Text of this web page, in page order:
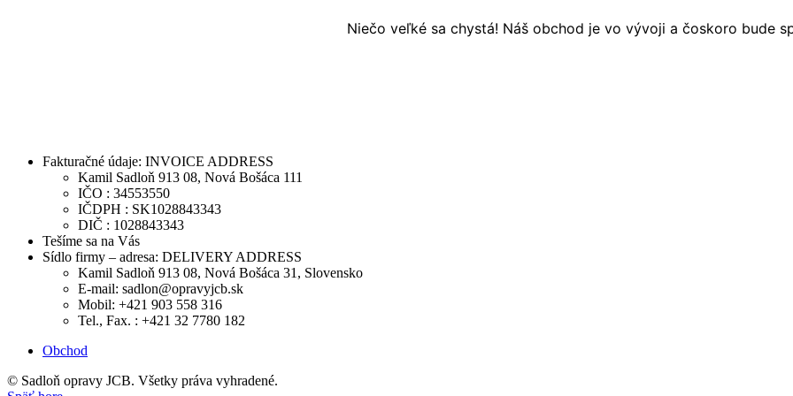
Niečo veľké sa chystá! Náš obchod je vo vývoji a čoskoro bude
Fakturačné údaje: INVOICE ADDRESS
Kamil Sadloň 913 08, Nová Bošáca 111
IČO : 34553550
IČDPH : SK1028843343
DIČ : 1028843343
Tešíme sa na Vás
Sídlo firmy – adresa: DELIVERY ADDRESS
Kamil Sadloň 913 08, Nová Bošáca 31, Slovensko
E-mail: sadlon@opravyjcb.sk
Mobil: +421 903 558 316
Tel., Fax. : +421 32 7780 182
Obchod
© Sadloň opravy JCB. Všetky práva vyhradené.